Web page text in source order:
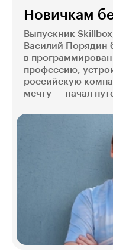
Новичкам
Выпускник
Василий Порядин
в
профессию,
российскую
мечту — начал